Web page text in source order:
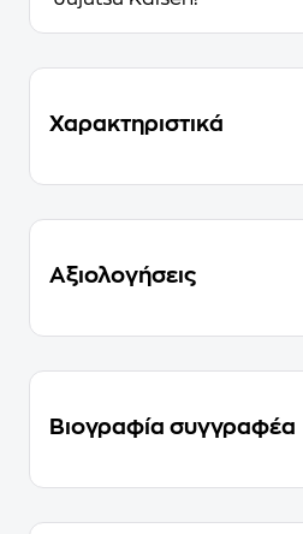
Χαρακτηριστικά
Αξιολογήσεις
Βιογραφία συγγραφέα